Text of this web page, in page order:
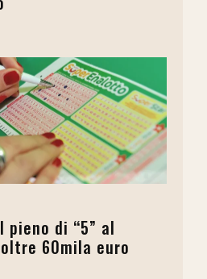
di “5” al
60mila euro